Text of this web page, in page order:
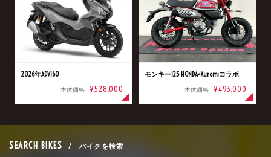
2026年ADV160
本体価格 ¥528,000
モンキー125 HONDA×Kuromiコラボ
本体価格 ¥493,000
SEARCH BIKES / バイクを検索